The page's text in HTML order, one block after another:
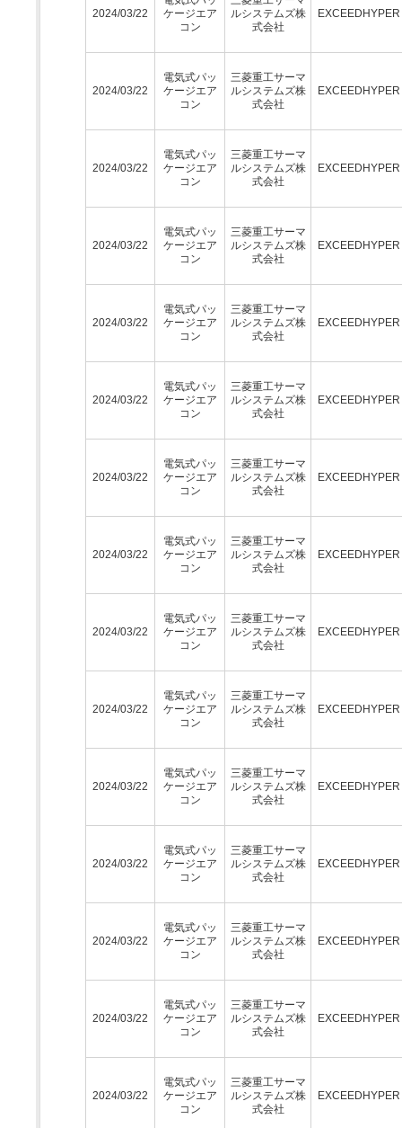
2024/03/22
ケージエア
コン
ルシステムズ株
式会社
2024/03/22
電気式パッ
ケージエア
コン
三菱重工サーマ
ルシステムズ株
式会社
2024/03/22
電気式パッ
ケージエア
コン
三菱重工サーマ
ルシステムズ株
式会社
2024/03/22
電気式パッ
ケージエア
コン
三菱重工サーマ
ルシステムズ株
式会社
2024/03/22
電気式パッ
ケージエア
コン
三菱重工サーマ
ルシステムズ株
式会社
2024/03/22
電気式パッ
ケージエア
コン
三菱重工サーマ
ルシステムズ株
式会社
2024/03/22
電気式パッ
ケージエア
コン
三菱重工サーマ
ルシステムズ株
式会社
2024/03/22
電気式パッ
ケージエア
コン
三菱重工サーマ
ルシステムズ株
式会社
2024/03/22
電気式パッ
ケージエア
コン
三菱重工サーマ
ルシステムズ株
式会社
2024/03/22
電気式パッ
ケージエア
コン
三菱重工サーマ
ルシステムズ株
式会社
2024/03/22
電気式パッ
ケージエア
コン
三菱重工サーマ
ルシステムズ株
式会社
2024/03/22
電気式パッ
ケージエア
コン
三菱重工サーマ
ルシステムズ株
式会社
2024/03/22
電気式パッ
ケージエア
コン
三菱重工サーマ
ルシステムズ株
式会社
2024/03/22
電気式パッ
ケージエア
コン
三菱重工サーマ
ルシステムズ株
式会社
2024/03/22
電気式パッ
ケージエア
コン
三菱重工サーマ
ルシステムズ株
式会社